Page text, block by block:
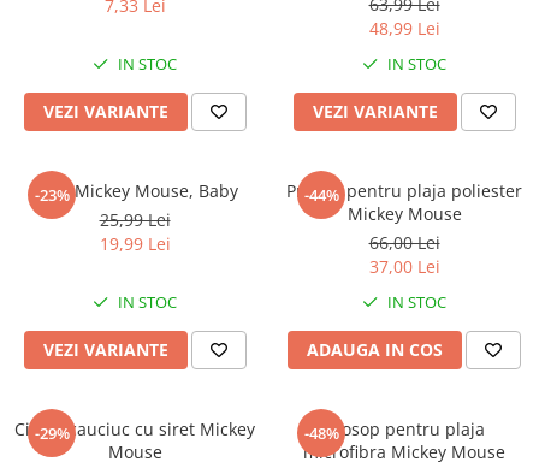
Wonder Woman
The Grinch
FLAMINGO
Incaltaminte fete
Ghete si cizme fete
Pantofi sport fete
Sandale fete
7,33 Lei
IN STOC
VEZI VARIANTE
48,99 Lei
IN STOC
VEZI VARIANTE
-23%
Dres Mickey Mouse, Baby
25,99 Lei
19,99 Lei
IN STOC
VEZI VARIANTE
-44%
Prosop pentru plaja poliester
Mickey Mouse
66,00 Lei
37,00 Lei
IN STOC
ADAUGA IN COS
-29%
Cizme cauciuc cu siret Mickey
Mouse
-48%Prosop pentru plaja
microfibra Mickey Mouse